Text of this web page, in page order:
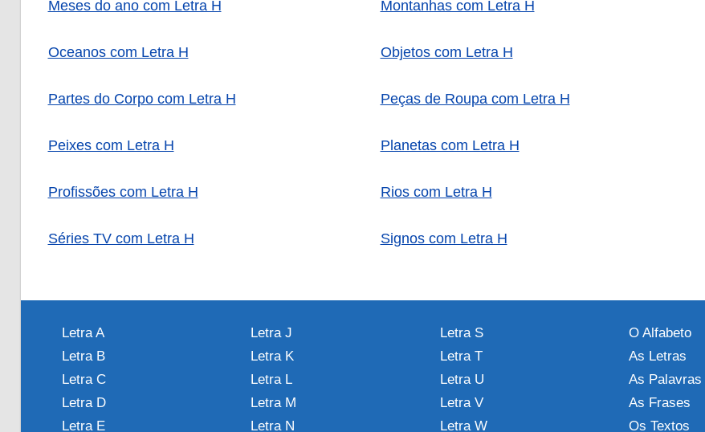
Meses do ano com Letra H
Oceanos com Letra H
Partes do Corpo com Letra H
Peixes com Letra H
Profissões com Letra H
Séries TV com Letra H
Montanhas com Letra H
Objetos com Letra H
Peças de Roupa com Letra H
Planetas com Letra H
Rios com Letra H
Signos com Letra H
Letra A
Letra B
Letra C
Letra D
Letra E
Letra J
Letra K
Letra L
Letra M
Letra N
Letra S
Letra T
Letra U
Letra V
Letra W
O Alfabeto
As Letras
As Palavras
As Frases
Os Textos